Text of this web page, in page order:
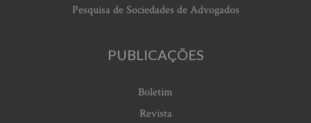
Pesquisa de Sociedades de Advogados
PUBLICAÇÕES
Boletim
Revista